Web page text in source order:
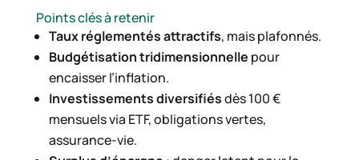
Points clés à retenir
Taux réglementés attractifs, mais plafonnés.
Budgétisation tridimensionnelle pour
encaisser l’inflation.
Investissements diversifiésdès 100 €
mensuels via ETF, obligations vertes,
assurance-vie.